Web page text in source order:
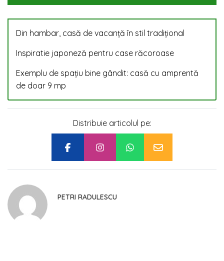
Din hambar, casă de vacanță în stil tradițional
Inspiratie japoneză pentru case răcoroase
Exemplu de spațiu bine gândit: casă cu amprentă
de doar 9 mp
Distribuie articolul pe:
PETRI RADULESCU